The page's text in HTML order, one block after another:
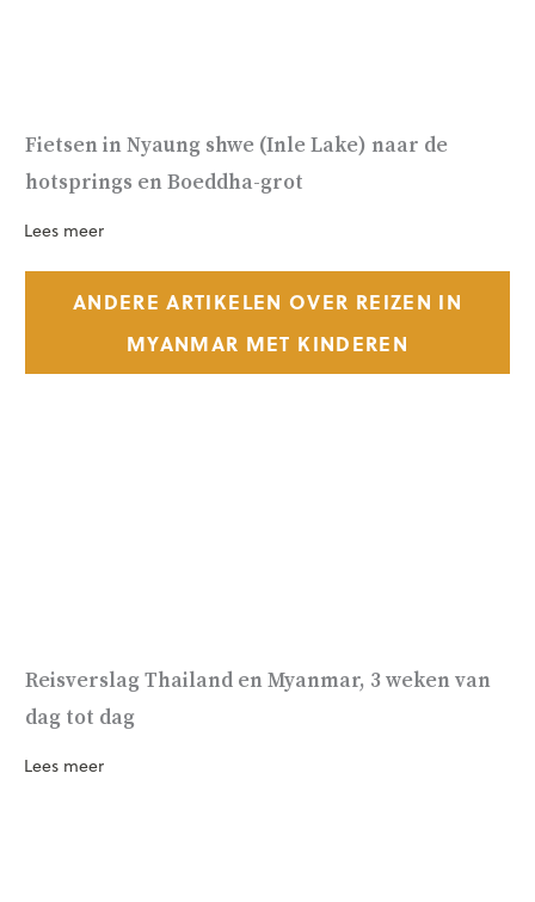
Fietsen in Nyaung shwe (Inle Lake) naar de
hotsprings en Boeddha-grot
Lees meer
ANDERE ARTIKELEN OVER REIZEN IN
MYANMAR MET KINDEREN
Reisverslag Thailand en Myanmar, 3 weken van
dag tot dag
Lees meer